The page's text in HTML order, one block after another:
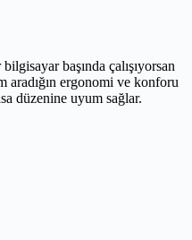
başında çalışıyorsan
ergonomi ve konforu
düzenine uyum sağlar.